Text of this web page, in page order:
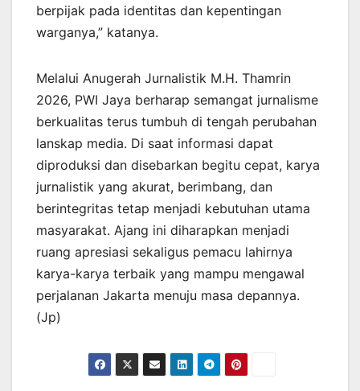
berpijak pada identitas dan kepentingan
warganya,” katanya.
Melalui Anugerah Jurnalistik M.H. Thamrin
2026, PWI Jaya berharap semangat jurnalisme
berkualitas terus tumbuh di tengah perubahan
lanskap media. Di saat informasi dapat
diproduksi dan disebarkan begitu cepat, karya
jurnalistik yang akurat, berimbang, dan
berintegritas tetap menjadi kebutuhan utama
masyarakat. Ajang ini diharapkan menjadi
ruang apresiasi sekaligus pemacu lahirnya
karya-karya terbaik yang mampu mengawal
perjalanan Jakarta menuju masa depannya.
(Jp)